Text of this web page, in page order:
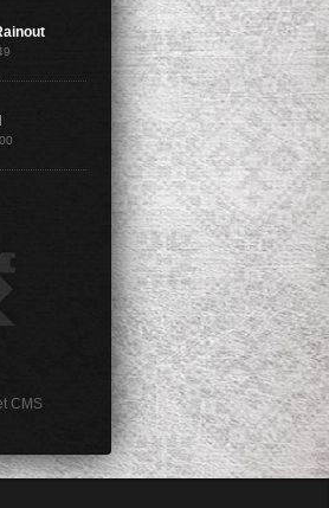
CMS